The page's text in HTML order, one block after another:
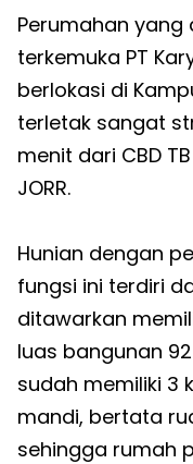
Perumahan
terkemuka PT
berlokasi di
terletak sangat
menit dari CBD
JORR.
Hunian dengan
fungsi ini terdiri
ditawarkan
luas bangunan
sudah memiliki 3
mandi, bertata
sehingga rumah